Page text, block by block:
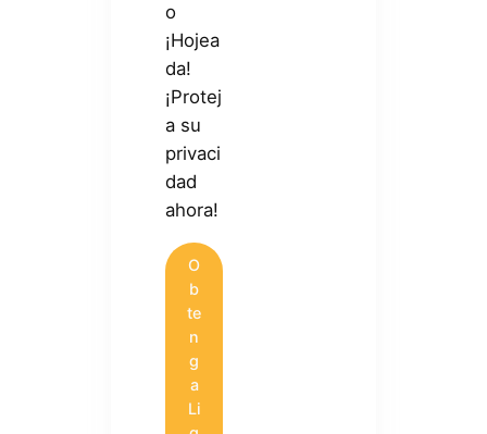
o
¡Hojea
da!
¡Protej
a su
privaci
dad
ahora!
O
b
te
n
g
a
Li